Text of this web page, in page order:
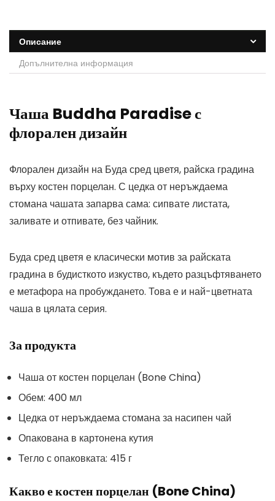
Описание
Допълнителна информация
Чаша Buddha Paradise с
флорален дизайн
Флорален дизайн на Буда сред цветя, райска градина
върху костен порцелан. С цедка от неръждаема
стомана чашата запарва сама: сипвате листата,
заливате и отпивате, без чайник.
Буда сред цветя е класически мотив за райската
градина в будисткото изкуство, където разцъфтяването
е метафора на пробуждането. Това е и най-цветната
чаша в цялата серия.
За продукта
Чаша от костен порцелан (Bone China)
Обем: 400 мл
Цедка от неръждаема стомана за насипен чай
Опакована в картонена кутия
Тегло с опаковката: 415 г
Какво е костен порцелан (Bone China)